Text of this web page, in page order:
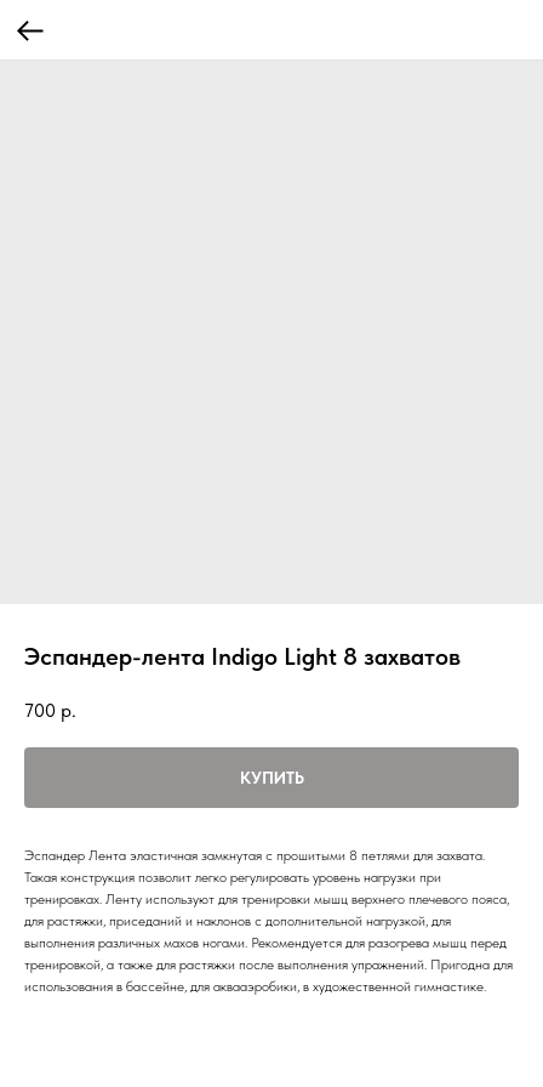
Эспандер-лента Indigo Light 8 захватов
700 р.
КУПИТЬ
Эспандер Лента эластичная замкнутая с прошитыми 8 петлями для захвата.
Такая конструкция позволит легко регулировать уровень нагрузки при
тренировках. Ленту используют для тренировки мышц верхнего плечевого пояса,
для растяжки, приседаний и наклонов с дополнительной нагрузкой, для
выполнения различных махов ногами. Рекомендуется для разогрева мышц перед
тренировкой, а также для растяжки после выполнения упражнений. Пригодна для
использования в бассейне, для аквааэробики, в художественной гимнастике.